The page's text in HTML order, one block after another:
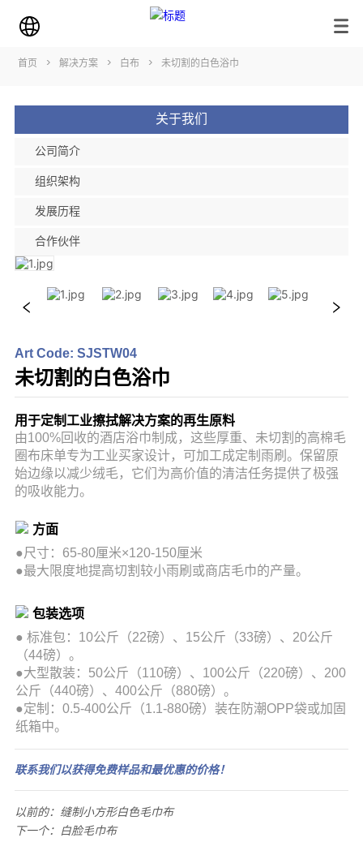
首页 > 解决方案 > 白布 > 未切割的白色浴巾
关于我们
公司简介
组织架构
发展历程
合作伙伴
Art Code: SJSTW04
未切割的白色浴巾
用于定制工业擦拭解决方案的再生原料
由100%回收的酒店浴巾制成，这些厚重、未切割的高棉毛
圈布床单专为工业买家设计，可加工成定制雨刷。保留原
始边缘以减少绒毛，它们为高价值的清洁任务提供了极强
的吸收能力。
方面
●尺寸：65-80厘米×120-150厘米
●最大限度地提高切割较小雨刷或商店毛巾的产量。
包装选项
● 标准包：10公斤（22磅）、15公斤（33磅）、20公斤
（44磅）。
●大型散装：50公斤（110磅）、100公斤（220磅）、200
公斤（440磅）、400公斤（880磅）。
●定制：0.5-400公斤（1.1-880磅）装在防潮OPP袋或加固
纸箱中。
联系我们以获得免费样品和最优惠的价格！
以前的：缝制小方形白色毛巾布
下一个： 白脸毛巾布